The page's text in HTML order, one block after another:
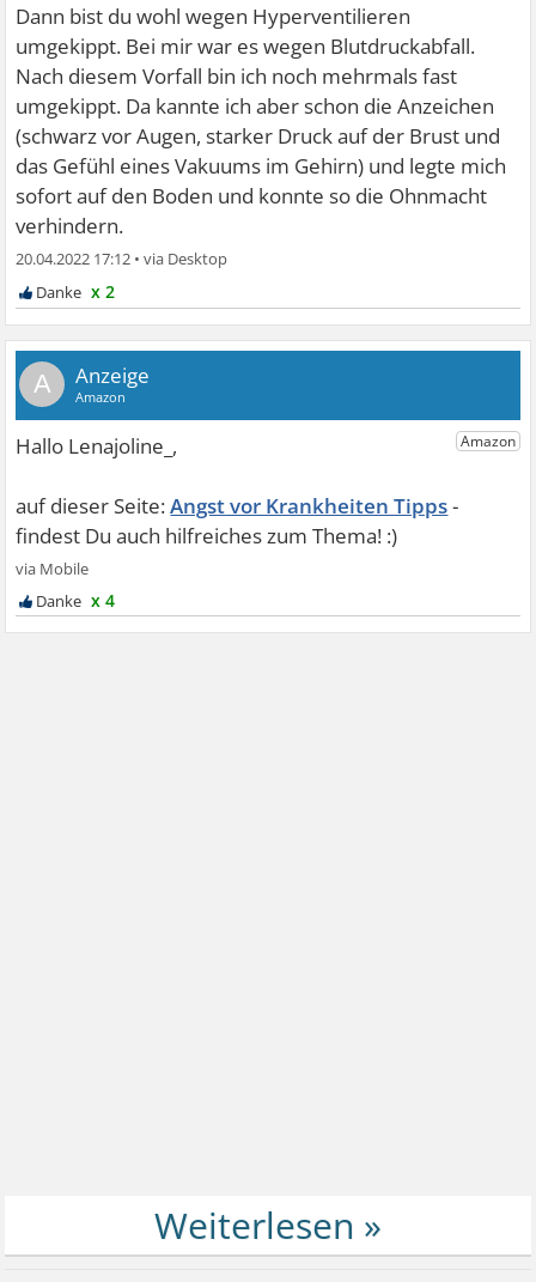
Dann bist du wohl wegen Hyperventilieren
umgekippt. Bei mir war es wegen Blutdruckabfall.
Nach diesem Vorfall bin ich noch mehrmals fast
umgekippt. Da kannte ich aber schon die Anzeichen
(schwarz vor Augen, starker Druck auf der Brust und
das Gefühl eines Vakuums im Gehirn) und legte mich
sofort auf den Boden und konnte so die Ohnmacht
verhindern.
20.04.2022 17:12 •
x 2
A
Angst vor Krankheiten Tipps
x 4